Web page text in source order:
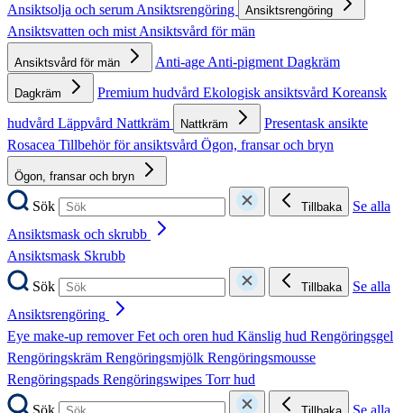
Ansiktsolja och serumAnsiktsrengöring Ansiktsrengöring
Ansiktsvatten och mistAnsiktsvård för män
Ansiktsvård för män Anti-ageAnti-pigmentDagkräm
Dagkräm Premium hudvård Ekologisk ansiktsvård Koreansk
hudvård Läppvård Nattkräm Nattkräm
Presentask ansikte
Rosacea Tillbehör för ansiktsvård Ögon, fransar och bryn
Ögon, fransar och bryn
Sök Tillbaka
Se alla
Ansiktsmask och skrubb
Ansiktsmask Skrubb
Sök
Tillbaka
Se alla
Ansiktsrengöring
Eye make-up removerFet och oren hud Känslig hud Rengöringsgel
Rengöringskräm Rengöringsmjölk Rengöringsmousse
Rengöringspads Rengöringswipes Torr hud